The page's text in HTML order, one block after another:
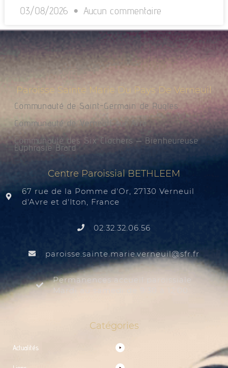
03/08/2026 Aucun commentaire
Paroisse Sainte Marie Du Pays De Verneuil
Communauté de Saint-Germain de Rugles
Communauté de Verneuil sur Avre
Communauté des Six Clochers – Bienheureuse
Euphrasie Brard
Centre Paroissial BETHLEEM
67 rue de la Pomme d'Or, 27130 Verneuil
d'Avre et d'Iton, France
02.32.32.06.56
rf.rfs
@liuenrev.eiram.etnias.essiorap
Permanences accueil paroissiale
Mardi au samedi de 9:30 à 12:00
Catégories
Actualités